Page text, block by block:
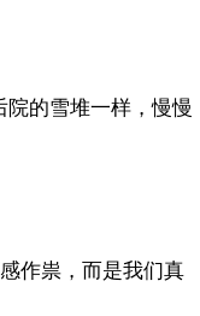
的雪堆一样，慢慢
作祟，而是我们真